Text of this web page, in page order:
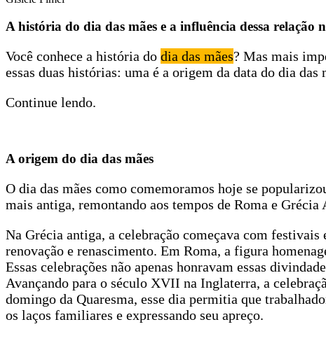
A história do dia das mães e a influência dessa relação
Você conhece a história do dia das mães? Mas mais
essas duas histórias: uma é a origem da data do dia
Continue lendo.
A origem do dia das mães
O dia das mães como comemoramos hoje se
mais antiga, remontando aos tempos de Roma e Grécia
Na Grécia antiga, a celebração começava com
renovação e renascimento. Em Roma, a figura
Essas celebrações não apenas honravam essas
Avançando para o século XVII na Inglaterra, a
domingo da Quaresma, esse dia permitia que
os laços familiares e expressando seu apreço.